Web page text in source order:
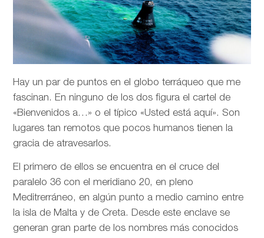
Hay un par de puntos en el globo terráqueo que me
fascinan. En ninguno de los dos figura el cartel de
«Bienvenidos a…» o el típico «Usted está aquí». Son
lugares tan remotos que pocos humanos tienen la
gracia de atravesarlos.
El primero de ellos se encuentra en el cruce del
paralelo 36 con el meridiano 20, en pleno
Meditrerráneo, en algún punto a medio camino entre
la isla de Malta y de Creta. Desde este enclave se
generan gran parte de los nombres más conocidos